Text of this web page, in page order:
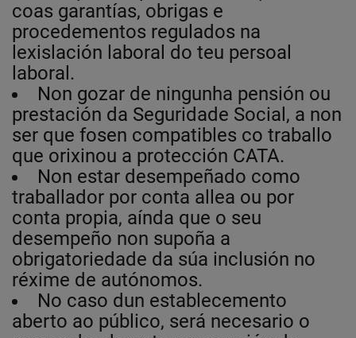
coas garantías, obrigas e
procedementos regulados na
lexislación laboral do teu persoal
laboral.
Non gozar de ningunha pensión ou
prestación da Seguridade Social, a non
ser que fosen compatibles co traballo
que orixinou a protección CATA.
Non estar desempeñado como
traballador por conta allea ou por
conta propia, aínda que o seu
desempeño non supoña a
obrigatoriedade da súa inclusión no
réxime de autónomos.
No caso dun establecemento
aberto ao público, será necesario o